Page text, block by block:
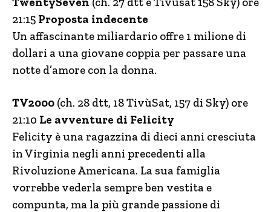
21:15 Proposta indecente
Un affascinante miliardario offre 1 milione di
dollari a una giovane coppia per passare una
notte d’amore con la donna.
TV2000 (ch. 28 dtt, 18 TivùSat, 157 di Sky) ore
21:10 Le avventure di Felicity
Felicity è una ragazzina di dieci anni cresciuta
in Virginia negli anni precedenti alla
Rivoluzione Americana. La sua famiglia
vorrebbe vederla sempre ben vestita e
compunta, ma la più grande passione di